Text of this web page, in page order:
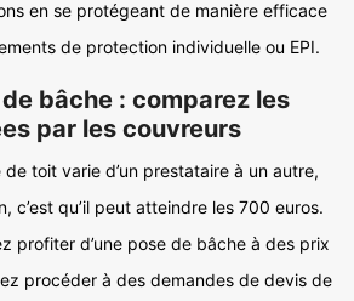
en se protégeant de manière efficace
de protection individuelle ou EPI.
bâche : comparez les
par les couvreurs
de toit varie d’un prestataire à un autre,
c’est qu’il peut atteindre les 700 euros.
profiter d’une pose de bâche à des prix
procéder à des demandes de devis de